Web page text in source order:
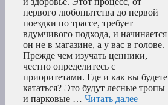
первого любопытства до первой
поездки по трассе, требует
вдумчивого подхода, и начинается
он не в магазине, а у вас в голове.
Прежде чем изучать ценники,
честно определитесь с
приоритетами. Где и как вы будете
кататься? Это будут лесные тропы
и парковые … Читать далее